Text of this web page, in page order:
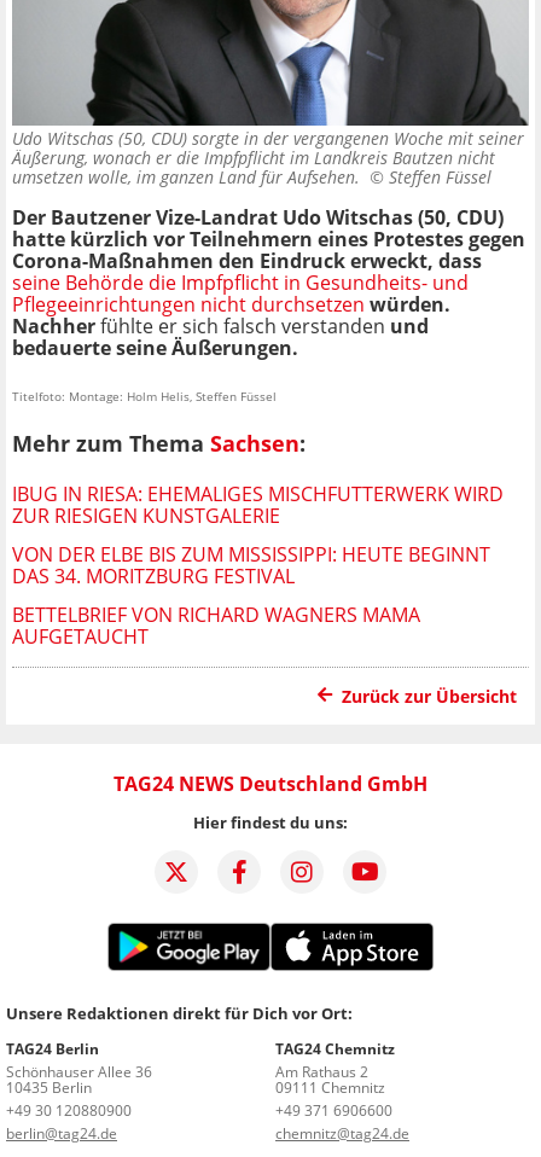
Udo Witschas (50, CDU) sorgte in der vergangenen Woche mit seiner
Äußerung, wonach er die Impfpflicht im Landkreis Bautzen nicht
umsetzen wolle, im ganzen Land für Aufsehen. © Steffen Füssel
Der Bautzener Vize-Landrat Udo Witschas (50, CDU)
hatte kürzlich vor Teilnehmern eines Protestes gegen
Corona-Maßnahmen den Eindruck erweckt, dass
seine Behörde die Impfpflicht in Gesundheits- und
Pflegeeinrichtungen nicht durchsetzen würden.
Nachherfühlte er sich falsch verstanden und
bedauerte seine Äußerungen.
Titelfoto: Montage: Holm Helis, Steffen Füssel
Mehr zum Thema Sachsen:
IBUG IN RIESA: EHEMALIGES MISCHFUTTERWERK WIRD
ZUR RIESIGEN KUNSTGALERIE
VON DER ELBE BIS ZUM MISSISSIPPI: HEUTE BEGINNT
DAS 34. MORITZBURG FESTIVAL
BETTELBRIEF VON RICHARD WAGNERS MAMA
AUFGETAUCHT
Zurück zur Übersicht
TAG24 NEWS Deutschland GmbH
Hier findest du uns:
Unsere Redaktionen direkt für Dich vor Ort:
TAG24 Berlin
Schönhauser Allee 36
10435 Berlin
+49 30 120880900
berlin@tag24.de
TAG24 Chemnitz
Am Rathaus 2
09111 Chemnitz
+49 371 6906600
chemnitz@tag24.de